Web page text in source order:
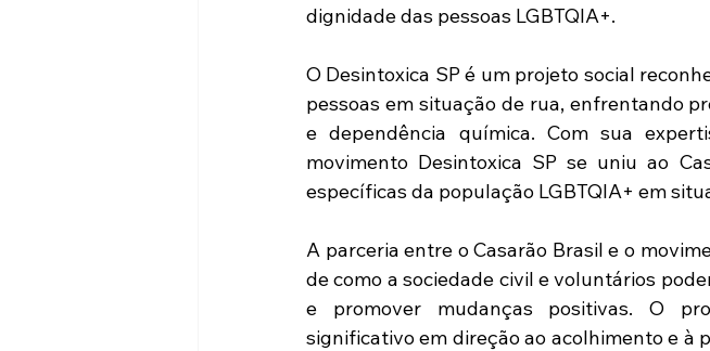
dignidade das pessoas LGBTQIA+.
O Desintoxica SP é um projeto social
pessoas em situação de rua, enfrentando
e dependência química. Com sua
movimento Desintoxica SP se uniu ao
específicas da população LGBTQIA+ em
A parceria entre o Casarão Brasil e o
de como a sociedade civil e voluntários
e promover mudanças positivas. O
significativo em direção ao acolhimento e à